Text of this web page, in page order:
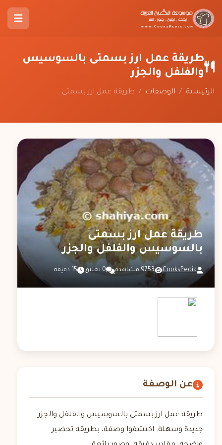
طريقة عمل ارز بسمتى بالسوسيس
والفلفل والجزر
الرئيسية / الوصفات / طريقة عمل ارز بسمتى...
طريقة عمل ارز بسمتى
بالسوسيس والفلفل والجزر
CooksPedia 9753 مشاهدة 0 تعليق 15 دقيقة
عن الوصفة
طريقة عمل ارز بسمتى بالسوسيس والفلفل والجزر
جديدة وسهلة. اكتشفوا وصفة، بطريقة تحضير